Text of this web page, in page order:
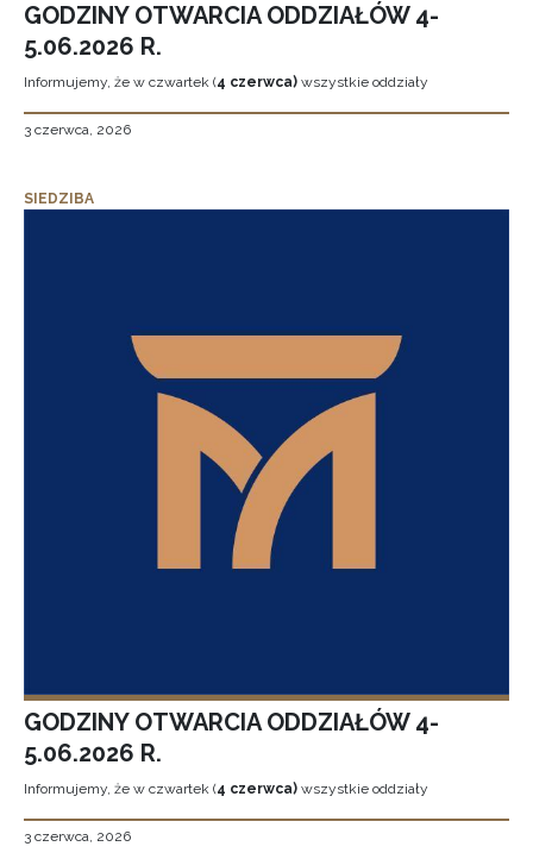
GODZINY OTWARCIA ODDZIAŁÓW 4-
5.06.2026 R.
Informujemy, że w czwartek (4 czerwca) wszystkie oddziały
3 czerwca, 2026
SIEDZIBA
GODZINY OTWARCIA ODDZIAŁÓW 4-
5.06.2026 R.
Informujemy, że w czwartek (4 czerwca) wszystkie oddziały
3 czerwca, 2026